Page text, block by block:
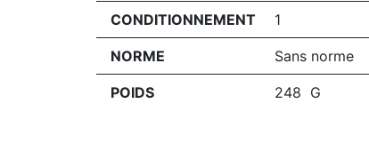
CONDITIONNEMENT 1
NORME Sans norme
POIDS 248 G